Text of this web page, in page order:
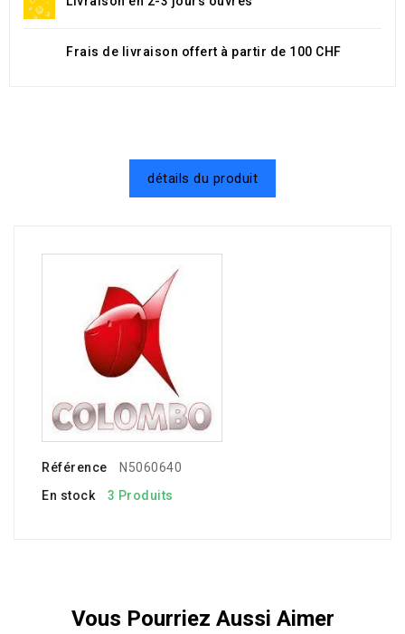
Frais de livraison offert à partir de 100 CHF
détails du produit
Référence
N5060640
En stock
3 Produits
Vous Pourriez Aussi Aimer